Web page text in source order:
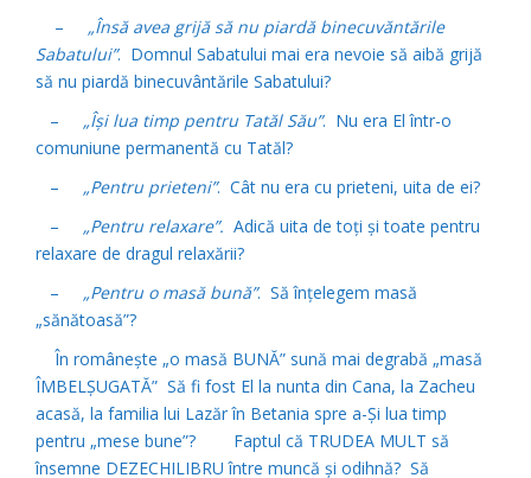
– „Însă avea grijă să nu piardă binecuvăntările
Sabatului”. Domnul Sabatului mai era nevoie să aibă grijă
să nu piardă binecuvântările Sabatului?
– „Îşi lua timp pentru Tatăl Său”. Nu era El într-o
comuniune permanentă cu Tatăl?
–
„Pentru prieteni”. Cât nu era cu prieteni, uita de ei?
–
„Pentru relaxare”. Adică uita de toţi şi toate pentru
relaxare de dragul relaxării?
– „Pentru o masă bună”. Să înţelegem masă
„sănătoasă”?
În româneşte „o masă BUNĂ” sună mai degrabă „masă
ÎMBELŞUGATĂ” Să fi fost El la nunta din Cana, la Zacheu
acasă, la familia lui Lazăr în Betania spre a-Şi lua timp
pentru „mese bune”? Faptul că TRUDEA MULT să
însemne DEZECHILIBRU între muncă şi odihnă? Să